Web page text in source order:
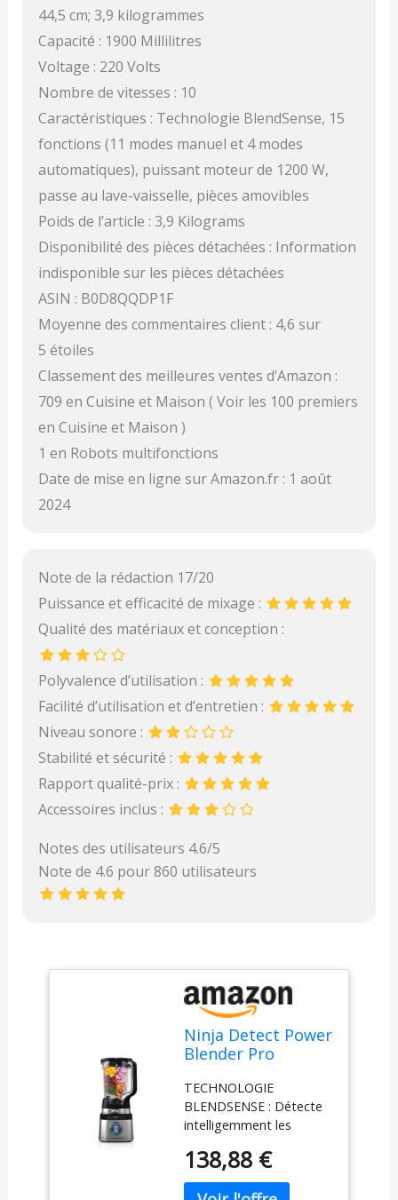
44,5 cm; 3,9 kilogrammes
Capacité : 1900 Millilitres
Voltage : 220 Volts
Nombre de vitesses : 10
Caractéristiques : Technologie BlendSense, 15
fonctions (11 modes manuel et 4 modes
automatiques), puissant moteur de 1200 W,
passe au lave-vaisselle, pièces amovibles
Poids de l’article : 3,9 Kilograms
Disponibilité des pièces détachées : Information
indisponible sur les pièces détachées
ASIN : B0D8QQDP1F
Moyenne des commentaires client : 4,6 sur
5 étoiles
Classement des meilleures ventes d’Amazon :
709 en Cuisine et Maison ( Voir les 100 premiers
en Cuisine et Maison )
1 en Robots multifonctions
Date de mise en ligne sur Amazon.fr : 1 août
2024
Note de la rédaction 17/20
Puissance et efficacité de mixage :
Qualité des matériaux et conception :
Polyvalence d’utilisation :
Facilité d’utilisation et d’entretien :
Niveau sonore :
Stabilité et sécurité :
Rapport qualité-prix :
Accessoires inclus :
Notes des utilisateurs 4.6/5
Note de 4.6 pour 860 utilisateurs
Ninja Detect Power
Blender Pro
2L (1900ml de
capacité maximale
de liquide), mixeur
puissant pour
smoothies, hacher
des légumes et
TECHNOLOGIE
BLENDSENSE : Détecte
intelligemment les
portions et la glace, puis
ajuste automatiquement
138,88 €